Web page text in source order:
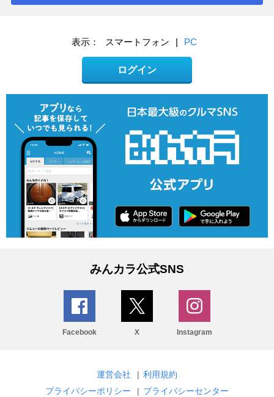
表示： スマートフォン | PC
ログイン
みんカラ公式SNS
Facebook X Instagram
運営会社 | 利用規約
プライバシーポリシー
| プライバシーセンター